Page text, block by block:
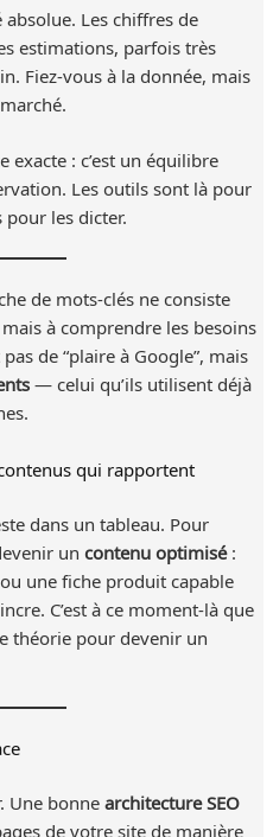
Les chiffres de
estimations, parfois très
Fiez-vous à la donnée, mais
exacte : c’est un équilibre
Les outils sont là pour
les dicter.
de mots-clés ne consiste
à comprendre les besoins
de “plaire à Google”, mais
— celui qu’ils utilisent déjà
qui rapportent
dans un tableau. Pour
uncontenu optimisé:
une fiche produit capable
C’est à ce moment-là que
théorie pour devenir un
Une bonnearchitecture SEO
de votre site de manière